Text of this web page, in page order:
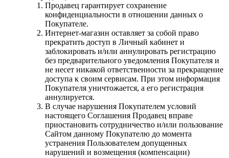
Продавец гарантирует сохранение
конфиденциальности в отношении данных о
Покупателе.
Интернет-магазин оставляет за собой право
прекратить доступ в Личный кабинет и
заблокировать и/или аннулировать регистрацию
без предварительного уведомления Покупателя и
не несет никакой ответственности за прекращение
доступа к своим сервисам. При этом информация
Покупателя уничтожается, а его регистрация
аннулируется.
В случае нарушения Покупателем условий
настоящего Соглашения Продавец вправе
приостановить сотрудничество и/или пользование
Сайтом данному Покупателю до момента
устранения Пользователем допущенных
нарушений и возмещения (компенсации)